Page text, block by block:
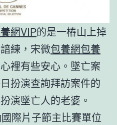
網VIP的是一樁山上掉
練，宋微包養網包養
裡有些安心。墜亡案
扮演查詢拜訪案件的
演墜亡人的老婆。
際片子節主比賽單位